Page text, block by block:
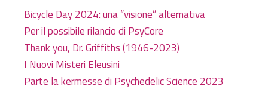
Bicycle Day 2024: una “visione” alternativa
Per il possibile rilancio di PsyCore
Thank you, Dr. Griffiths (1946-2023)
I Nuovi Misteri Eleusini
Parte la kermesse di Psychedelic Science 2023